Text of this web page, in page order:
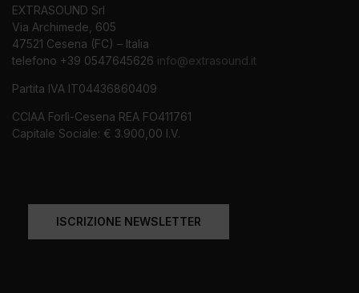
EXTRASOUND Srl
Via Archimede, 605
47521 Cesena (FC) – Italia
telefono +39 0547645626 info@extrasound.it
Partita IVA IT04436860409
CCIAA Forlì-Cesena REA FO411761
Capitale Sociale: € 3.900,00 I.V.
ISCRIZIONE NEWSLETTER